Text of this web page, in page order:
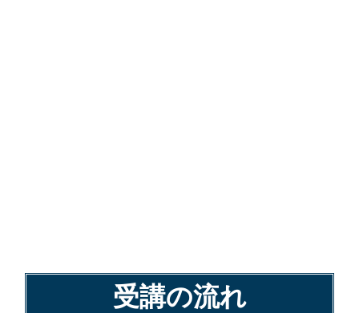
受講の流れ